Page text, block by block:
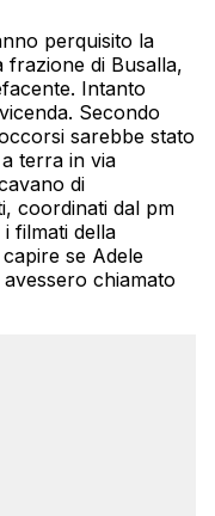
perquisito la
frazione di Busalla,
Intanto
Secondo
sarebbe stato
terra in via
di
coordinati dal pm
filmati della
se Adele
chiamato